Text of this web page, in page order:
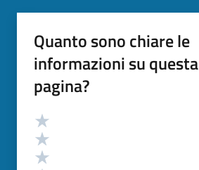
Quanto sono chiare le
informazioni su questa
pagina?
Valutazione